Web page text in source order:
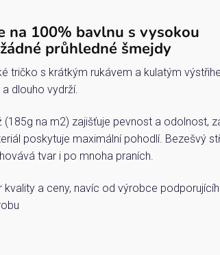
na 100% bavlnu s vysokou
průhledné šmejdy
tričko s krátkým rukávem a kulatým
dlouho vydrží.
(185g na m2) zajišťuje pevnost a odolnost,
poskytuje maximální pohodlí. Bezešvý
tvar i po mnoha praních.
kvality a ceny, navíc od výrobce